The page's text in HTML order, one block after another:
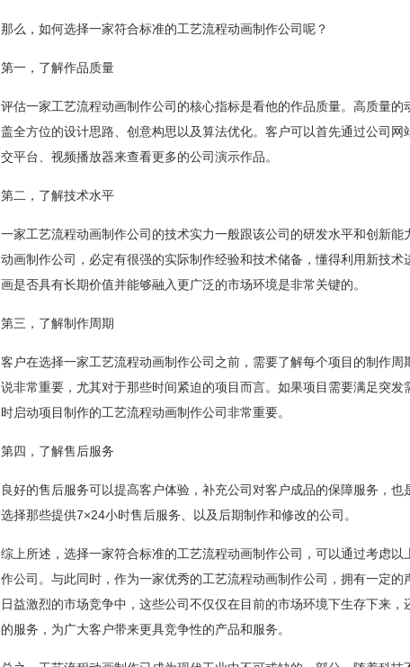
那么，如何选择一家符合标准的工艺流程动画制作公司呢？
第一，了解作品质量
评估一家工艺流程动画制作公司的核心指标是看他的作品质量。高质量的
盖全方位的设计思路、创意构思以及算法优化。客户可以首先通过公司网
交平台、视频播放器来查看更多的公司演示作品。
第二，了解技术水平
一家工艺流程动画制作公司的技术实力一般跟该公司的研发水平和创新能
动画制作公司，必定有很强的实际制作经验和技术储备，懂得利用新技术
画是否具有长期价值并能够融入更广泛的市场环境是非常关键的。
第三，了解制作周期
客户在选择一家工艺流程动画制作公司之前，需要了解每个项目的制作
说非常重要，尤其对于那些时间紧迫的项目而言。如果项目需要满足突发
时启动项目制作的工艺流程动画制作公司非常重要。
第四，了解售后服务
良好的售后服务可以提高客户体验，补充公司对客户成品的保障服务，
选择那些提供7×24小时售后服务、以及后期制作和修改的公司。
综上所述，选择一家符合标准的工艺流程动画制作公司，可以通过考虑以
作公司。与此同时，作为一家优秀的工艺流程动画制作公司，拥有一定
日益激烈的市场竞争中，这些公司不仅仅在目前的市场环境下生存下来
的服务，为广大客户带来更具竞争性的产品和服务。